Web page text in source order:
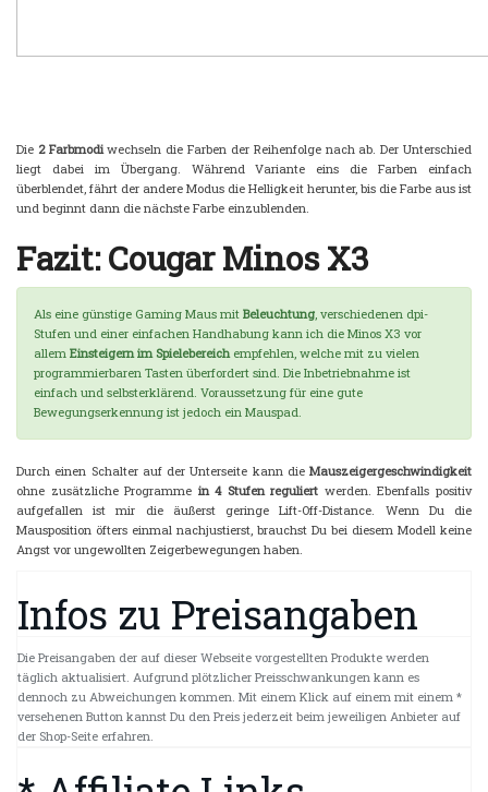
Die 2 Farbmodiwechseln die Farben der Reihenfolge nach ab. Der Unterschied
liegt dabei im Übergang. Während Variante eins die Farben einfach
überblendet, fährt der andere Modus die Helligkeit herunter, bis die Farbe aus ist
und beginnt dann die nächste Farbe einzublenden.
Fazit: Cougar Minos X3
Als eine günstige Gaming Maus mit Beleuchtung, verschiedenen dpi-
Stufen und einer einfachen Handhabung kann ich die Minos X3 vor
allem Einsteigern im Spielebereichempfehlen, welche mit zu vielen
programmierbaren Tasten überfordert sind. Die Inbetriebnahme ist
einfach und selbsterklärend. Voraussetzung für eine gute
Bewegungserkennung ist jedoch ein Mauspad.
Durch einen Schalter auf der Unterseite kann die Mauszeigergeschwindigkeit
ohne zusätzliche Programme in 4 Stufen reguliert werden. Ebenfalls positiv
aufgefallen ist mir die äußerst geringe Lift-Off-Distance. Wenn Du die
Mausposition öfters einmal nachjustierst, brauchst Du bei diesem Modell keine
Angst vor ungewollten Zeigerbewegungen haben.
Infos zu Preisangaben
Die Preisangaben der auf dieser Webseite vorgestellten Produkte werden
täglich aktualisiert. Aufgrund plötzlicher Preisschwankungen kann es
dennoch zu Abweichungen kommen. Mit einem Klick auf einem mit einem *
versehenen Button kannst Du den Preis jederzeit beim jeweiligen Anbieter auf
der Shop-Seite erfahren.